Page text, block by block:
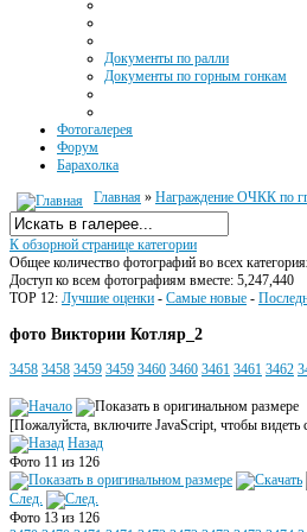
Документы по ралли
Документы по горным гонкам
Фотогалерея
Форум
Барахолка
Главная » Награждение ОЧКК по
К обзорной странице категории
Общее количество фотографий во всех
Доступ ко всем фотографиям вместе: 5,247,440
TOP 12: Лучшие оценки - Самые новые -
фото Виктории Котляр_2
3458 3458 3459 3459 3460 3460 3461 3461 3462
[Пожалуйста, включите JavaScript, чтобы видеть
Назад
Фото 11 из 126
След.
Фото 13 из 126